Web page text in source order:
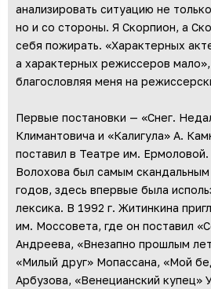
анализировать ситуацию не
но и со стороны. Я Скорпион, а
себя пожирать. «Характерных
а характерных режиссеров
благословляя меня на
Первые постановки — «Снег.
Климантовича и «Калигула» А.
поставил в Театре им.
Волохова был самым
годов, здесь впервые была
лексика. В 1992 г. Житинкина
им. Моссовета, где он поставил
Андреева, «Внезапно прошлым
«Милый друг» Мопассана, «Мой
Арбузова, «Венецианский купец»